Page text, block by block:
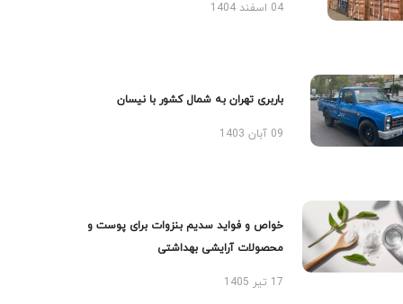
04 اسفند 1404
باربری تهران به شمال کشور با نیسان
09 آبان 1403
خواص و فواید سدیم بنزوات برای پوست و
محصولات آرایشی بهداشتی
17 تیر 1405